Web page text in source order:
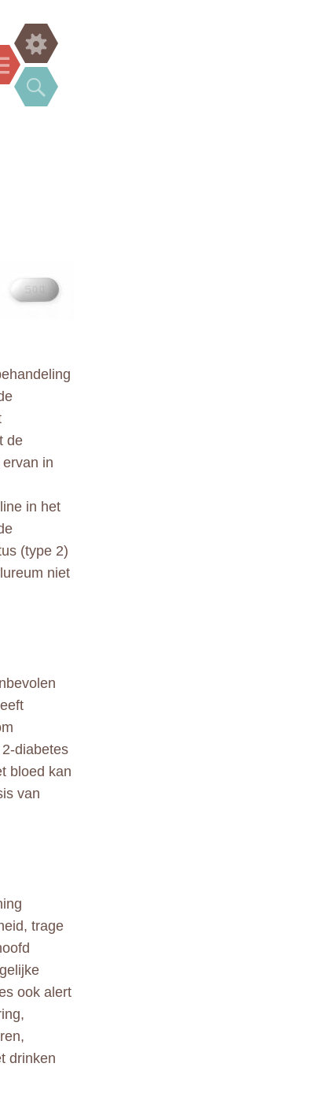
Menu
Widgets
Search
de
in
in het
(type 2)
niet
diabetes
bloed kan
van
trage
ook alert
drinken